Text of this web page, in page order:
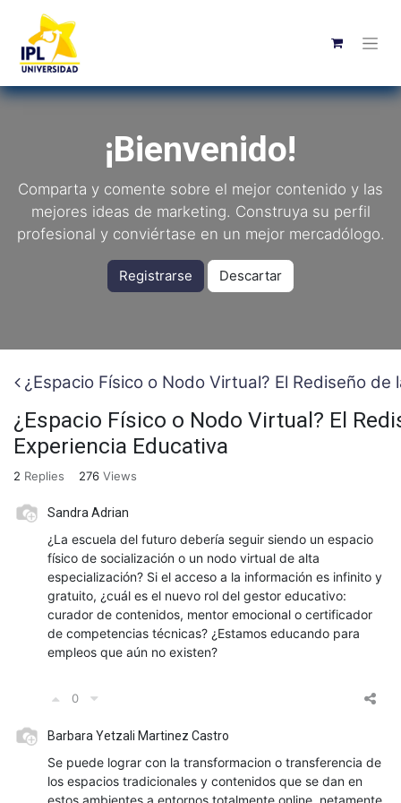
¡Bienvenido!
Comparta y comente sobre el mejor contenido y las
mejores ideas de marketing. Construya su perfil
profesional y conviértase en un mejor mercadólogo.
Registrarse Descartar
¿Espacio Físico o Nodo Virtual? El Rediseño de
¿Espacio Físico o Nodo Virtual? El
Experiencia Educativa
2 Replies 276 Views
Sandra Adrian
¿La escuela del futuro debería seguir siendo un espacio
físico de socialización o un nodo virtual de alta
especialización? Si el acceso a la información es infinito y
gratuito, ¿cuál es el nuevo rol del gestor educativo:
curador de contenidos, mentor emocional o certificador
de competencias técnicas? ¿Estamos educando para
empleos que aún no existen?
0
Barbara Yetzali Martinez Castro
Se puede lograr con la transformacion o transferencia de
los espacios tradicionales y contenidos que se dan en
estos ambientes a entornos totalmente online, netamente